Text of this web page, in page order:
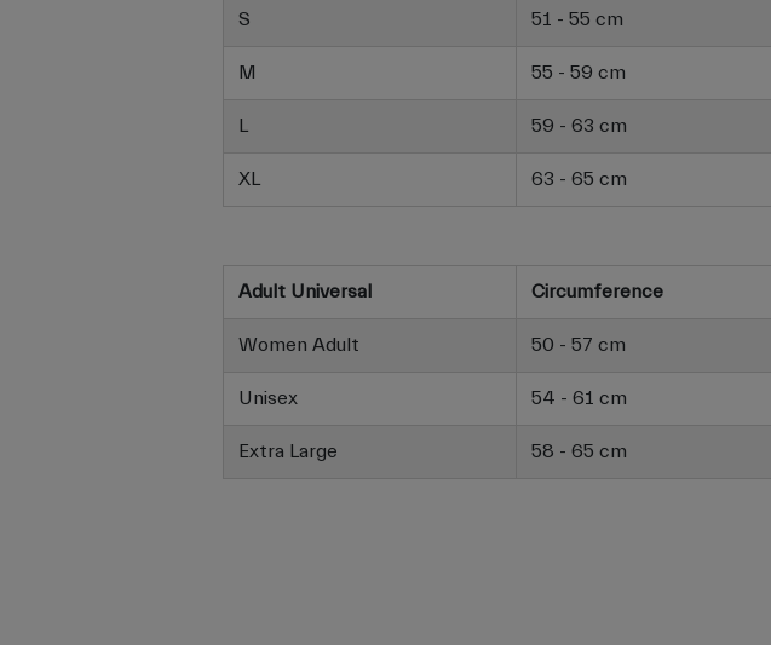
S 51 - 55 cm
M 55 - 59 cm
L 59 - 63 cm
XL 63 - 65 cm
Adult Universal Circumference
Women Adult 50 - 57 cm
Unisex 54 - 61 cm
Extra Large 58 - 65 cm